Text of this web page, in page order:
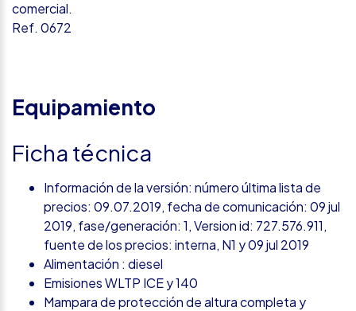
comercial.
Ref. 0672
Equipamiento
Ficha técnica
Información de la versión: número última lista de
precios: 09.07.2019, fecha de comunicación: 09 jul
2019, fase/generación: 1, Version id: 727.576.911,
fuente de los precios: interna, N1 y 09 jul 2019
Alimentación : diesel
Emisiones WLTP ICE y 140
Mampara de protección de altura completa y